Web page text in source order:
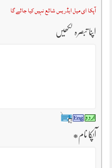
آپکا ای میل ایڈریس شائع نہیں کیا جائے گا
اپنا تبصرہ لکھیں
آپکا نام*